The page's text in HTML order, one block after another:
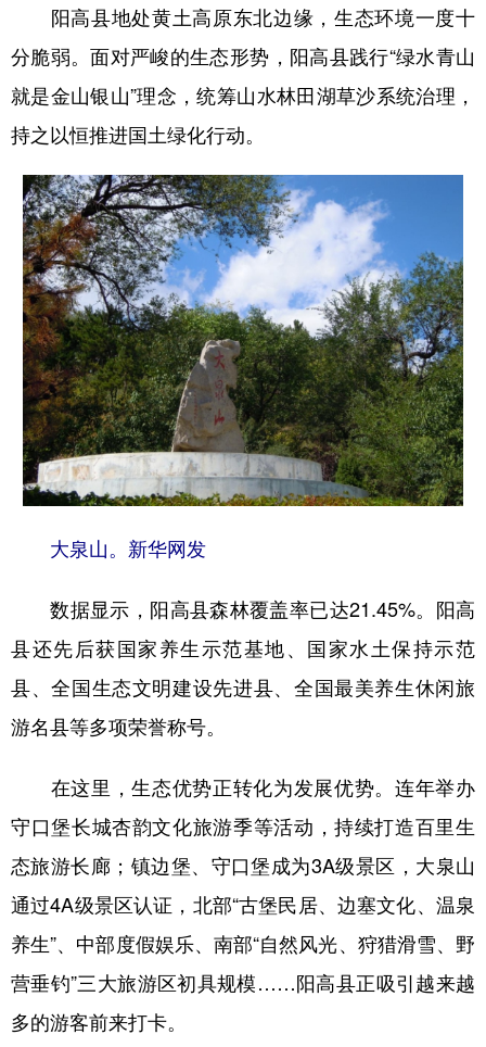
阳高县地处黄土高原东北边缘，生态环境一度十
分脆弱。面对严峻的生态形势，阳高县践行“绿水青山
就是金山银山”理念，统筹山水林田湖草沙系统治理，
持之以恒推进国土绿化行动。
大泉山。新华网发
数据显示，阳高县森林覆盖率已达21.45%。阳高
县还先后获国家养生示范基地、国家水土保持示范
县、全国生态文明建设先进县、全国最美养生休闲旅
游名县等多项荣誉称号。
在这里，生态优势正转化为发展优势。连年举办
守口堡长城杏韵文化旅游季等活动，持续打造百里生
态旅游长廊；镇边堡、守口堡成为3A级景区，大泉山
通过4A级景区认证，北部“古堡民居、边塞文化、温泉
养生”、中部度假娱乐、南部“自然风光、狩猎滑雪、野
营垂钓”三大旅游区初具规模……阳高县正吸引越来越
多的游客前来打卡。